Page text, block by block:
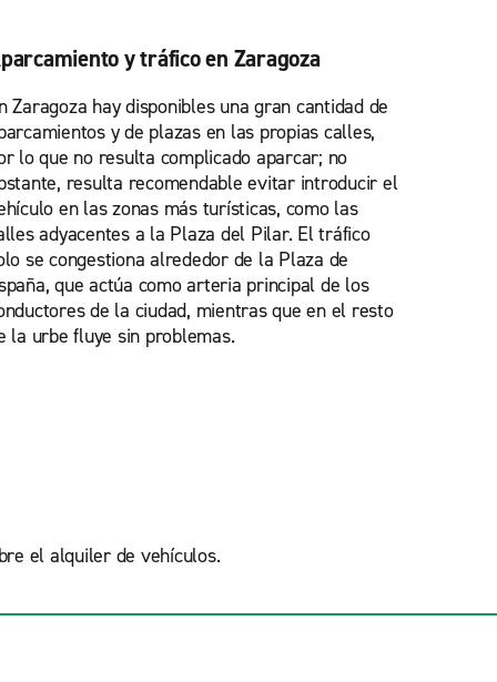
y tráfico en Zaragoza
Zaragoza hay disponibles una gran cantidad de
y de plazas en las propias calles,
lo que no resulta complicado aparcar; no
resulta recomendable evitar introducir el
en las zonas más turísticas, como las
adyacentes a la Plaza del Pilar. El tráfico
se congestiona alrededor de la Plaza de
que actúa como arteria principal de los
de la ciudad, mientras que en el resto
la urbe fluye sin problemas.
el alquiler de vehículos.